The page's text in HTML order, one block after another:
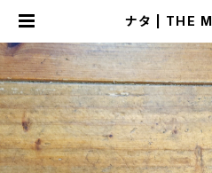
ナタ | THE